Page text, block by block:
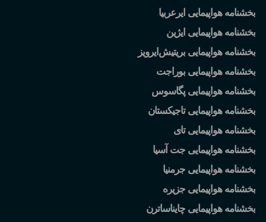
بخشنامه هواپیمایی ایرعربیا
بخشنامه هواپیمایی ایژین
بخشنامه هواپیمایی بریتیش ایرویز
بخشنامه هواپیمایی بوراجت
بخشنامه هواپیمایی پگاسوس
بخشنامه هواپیمایی تاجیکستان
بخشنامه هواپیمایی تای
بخشنامه هواپیمایی جت آسیا
بخشنامه هواپیمایی جرمنیا
بخشنامه هواپیمایی جزیره
بخشنامه هواپیمایی چایناساترن